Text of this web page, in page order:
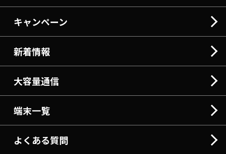
キャンペーン
新着情報
大容量通信
端末一覧
よくある質問